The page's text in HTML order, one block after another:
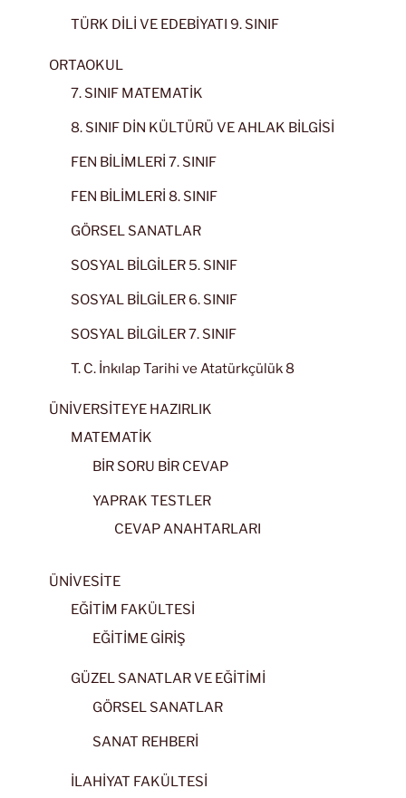
TÜRK DİLİ VE EDEBİYATI 9. SINIF
ORTAOKUL
7. SINIF MATEMATİK
8. SINIF DİN KÜLTÜRÜ VE AHLAK BİLGİSİ
FEN BİLİMLERİ 7. SINIF
FEN BİLİMLERİ 8. SINIF
GÖRSEL SANATLAR
SOSYAL BİLGİLER 5. SINIF
SOSYAL BİLGİLER 6. SINIF
SOSYAL BİLGİLER 7. SINIF
T. C. İnkılap Tarihi ve Atatürkçülük 8
ÜNİVERSİTEYE HAZIRLIK
MATEMATİK
BİR SORU BİR CEVAP
YAPRAK TESTLER
CEVAP ANAHTARLARI
ÜNİVESİTE
EĞİTİM FAKÜLTESİ
EĞİTİME GİRİŞ
GÜZEL SANATLAR VE EĞİTİMİ
GÖRSEL SANATLAR
SANAT REHBERİ
İLAHİYAT FAKÜLTESİ